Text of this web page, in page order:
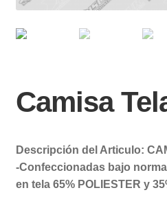
Camisa
Descripción del Articulo:
-Confeccionadas bajo
en tela 65% POLIESTER y